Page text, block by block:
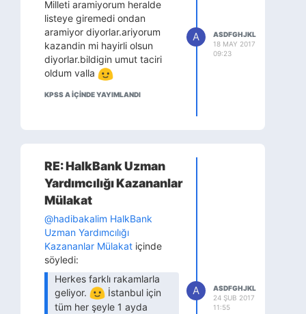
Güzel geçen bir
tecrübeydi, çok seri bir
şekilde tamamlandı. Ve
ben saat 10:45 gibi çok
iyi bildiğim ve tanıdığım
Atatürk Bulvarını
kullanarak Kızılaya yola
farketmistim.şansa o saatte
kizilayda bir kemer
bulabildim,oda uzun geldi,ve
ucunu bir yere
tutturamiyordum.japon
yapiştiricisi ile
yapiştirmıştım.mülakat 10
dakika sürmüş,evde kemeri
çıkarmam 20 dakika
sürmüştü.
yetersizmisim)kazanan
arkadaslari tebrik ederim.ins
hepimizin gonlunce olur
hersey.
Milleti aramiyorum heralde
listeye giremedi ondan
aramiyor diyorlar.ariyorum
kazandin mi hayirli olsun
diyorlar.bildigin umut taciri
oldum valla
KPSS A IÇINDE YAYIMLANDI
A
ASDFGHJKL
18 MAY 2017
09:23
RE: HalkBank Uzman
Yardımcılığı Kazananlar
Mülakat
@hadibakalim HalkBank
Uzman Yardımcılığı
Kazananlar Mülakat içinde
söyledi:
Herkes farklı rakamlarla
geliyor.
İstanbul için
tüm her şeyle 1 ayda
A
ASDFGHJKL
24 ŞUB 2017
11:55